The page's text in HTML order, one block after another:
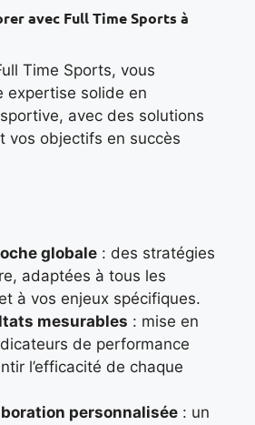
avec Full Time Sports à
Time Sports, vous
expertise solide en
avec des solutions
vos objectifs en succès
globale : des stratégies
adaptées à tous les
à vos enjeux spécifiques.
mesurables : mise en
de performance
l’efficacité de chaque
personnalisée : un